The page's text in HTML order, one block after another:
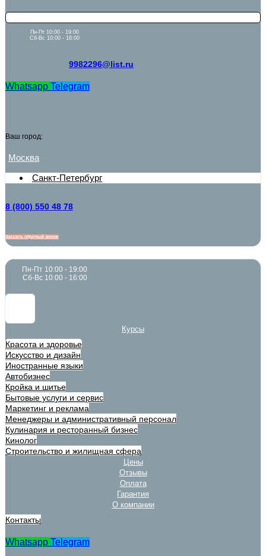
Пн-Пт 10:00 - 19:00
Сб-Вс 10:00 - 16:00
9982296@list.ru
Whatsapp Telegram
Ваш город:
Москва
Санкт-Петербург
8 (800) 550 48 78
Заказать обратный звонок
Пн-Пт 10:00 - 19:00
Сб-Вс 10:00 - 16:00
Курсы
Красота и здоровье
Искусство и дизайн
Иностранные языки
Автобизнес
Кройка и шитье
Бытовые услуги и сервис
Маркетинг и реклама
Менеджеры и административный персонал
Кулинария и ресторанный бизнес
Кинолог
Строительство и жилищная сфера
Цены
Отзывы
Оплата
Гарантия
О компании
Контакты
Whatsapp Telegram